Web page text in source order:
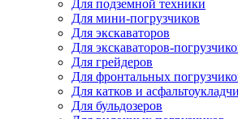
Для подземной техники
Для мини-погрузчиков
Для экскаваторов
Для экскаваторов-
Для грейдеров
Для фронтальных
Для катков и
Для бульдозеров